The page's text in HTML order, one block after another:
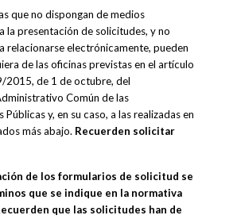
que no dispongan de medios
la presentación de solicitudes, y no
relacionarse electrónicamente, pueden
de las oficinas previstas en el artículo
2015, de 1 de octubre, del
Común de las
y, en su caso, a las realizadas en
más abajo. Recuerden solicitar
de los formularios de solicitud se
que se indique en la normativa
que las solicitudes han de